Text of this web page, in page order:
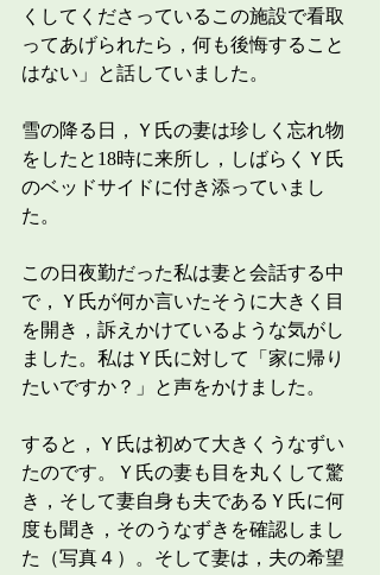
くしてくださっているこの施設で看取
ってあげられたら，何も後悔すること
はない」と話していました。
雪の降る日，Ｙ氏の妻は珍しく忘れ物
をしたと18時に来所し，しばらくＹ氏
のベッドサイドに付き添っていまし
た。
この日夜勤だった私は妻と会話する中
で，Ｙ氏が何か言いたそうに大きく目
を開き，訴えかけているような気がし
ました。私はＹ氏に対して「家に帰り
たいですか？」と声をかけました。
すると，Ｙ氏は初めて大きくうなずい
たのです。Ｙ氏の妻も目を丸くして驚
き，そして妻自身も夫であるＹ氏に何
度も聞き，そのうなずきを確認しまし
た（写真４）。そして妻は，夫の希望